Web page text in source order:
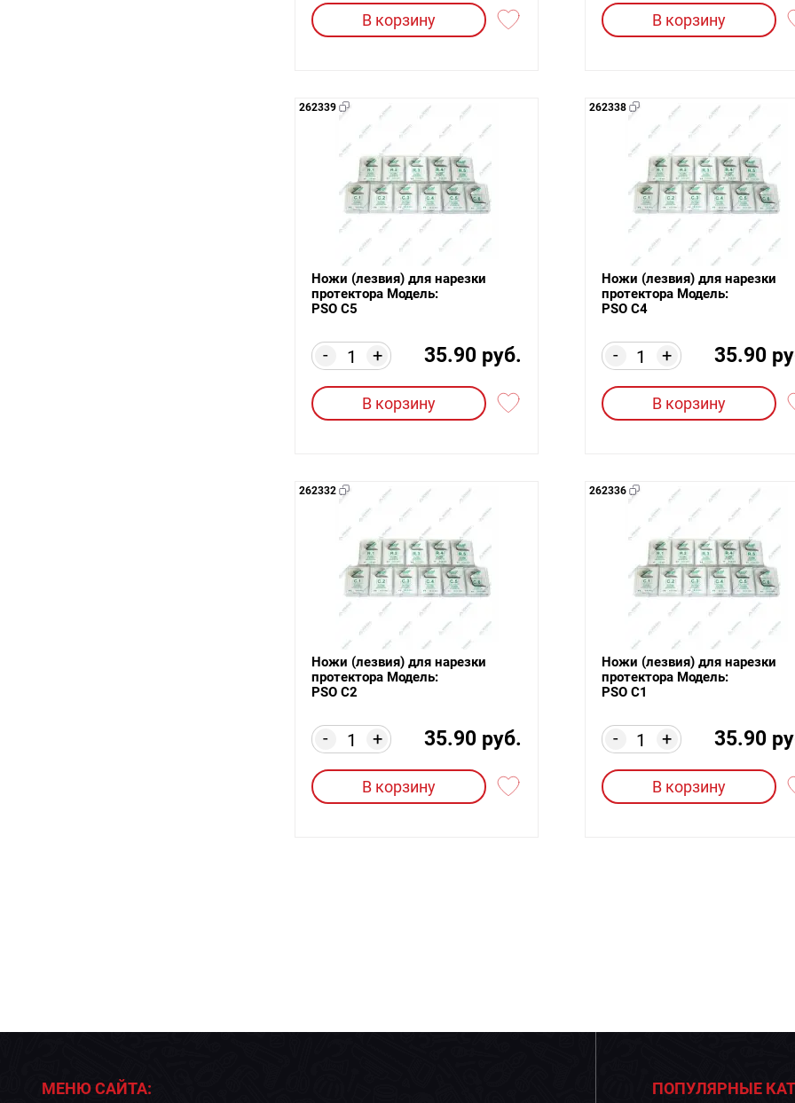
В корзину В корзину
262339
Ножи (лезвия) для нарезки
протектора Модель:
PSO C5
+
- 35.90 руб.
В корзину
262338
Ножи (лезвия) для нарезки
протектора Модель:
PSO C4
+
- 35.90
В корзину
262332
Ножи (лезвия) для нарезки
протектора Модель:
PSO C2
+
- 35.90 руб.
В корзину
262336
Ножи (лезвия) для нарезки
протектора Модель:
PSO C1
+
- 35.90
В корзину
МЕНЮ САЙТА: ПОПУЛЯРНЫЕ